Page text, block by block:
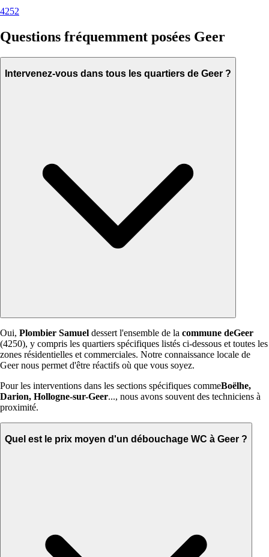
4252
Questions fréquemment posées Geer
Intervenez-vous dans tous les quartiers de Geer ?
Oui, Plombier Samuel dessert l'ensemble de la commune deGeer
(4250), y compris les quartiers spécifiques listés ci-dessous et toutes les
zones résidentielles et commerciales. Notre connaissance locale de
Geer nous permet d'être réactifs où que vous soyez.
Pour les interventions dans les sections spécifiques commeBoëlhe,
Darion, Hollogne-sur-Geer..., nous avons souvent des techniciens à
proximité.
Quel est le prix moyen d'un débouchage WC à Geer ?